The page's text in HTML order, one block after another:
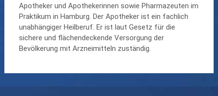
Apotheker und Apothekerinnen sowie Pharmazeuten im
Praktikum in Hamburg. Der Apotheker ist ein fachlich
unabhängiger Heilberuf. Er ist laut Gesetz für die
sichere und flächendeckende Versorgung der
Bevölkerung mit Arzneimitteln zuständig.